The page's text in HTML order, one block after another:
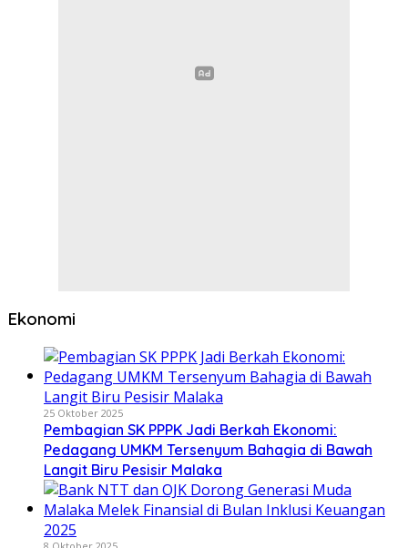
Ekonomi
25 Oktober 2025
Pembagian SK PPPK Jadi Berkah Ekonomi:
Pedagang UMKM Tersenyum Bahagia di Bawah
Langit Biru Pesisir Malaka